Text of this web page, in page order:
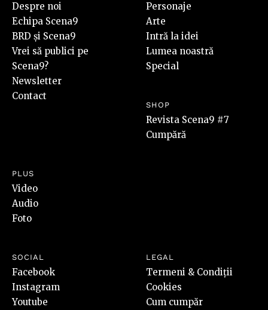
Despre noi
Echipa Scena9
BRD și Scena9
Vrei să publici pe
Scena9?
Newsletter
Contact
Personaje
Arte
Intră la idei
Lumea noastră
Special
SHOP
Revista Scena9 #7
Cumpără
PLUS
Video
Audio
Foto
SOCIAL
Facebook
Instagram
Youtube
LEGAL
Termeni & Condiții
Cookies
Cum cumpăr